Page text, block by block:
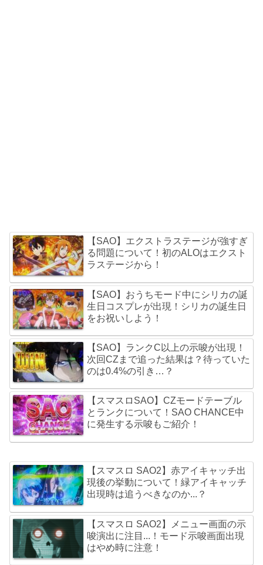
【SAO】エクストラステージが強すぎ
る問題について！初のALOはエクスト
ラステージから！
【SAO】おうちモード中にシリカの誕
生日コスプレが出現！シリカの誕生日
をお祝いしよう！
【SAO】ランクC以上の示唆が出現！
次回CZまで追った結果は？待っていた
のは0.4%の引き…？
【スマスロSAO】CZモードテーブル
とランクについて！SAO CHANCE中
に発生する示唆もご紹介！
【スマスロ SAO2】赤アイキャッチ出
現後の挙動について！緑アイキャッチ
出現時は追うべきなのか...？
【スマスロ SAO2】メニュー画面の示
唆演出に注目...！モード示唆画面出現
はやめ時に注意！